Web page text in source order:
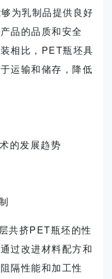
为乳制品提供良好
品的品质和安全
相比，PET瓶坯具
运输和储存，降低
的发展趋势
共挤PET瓶坯的性
过改进材料配方和
隔性能和加工性